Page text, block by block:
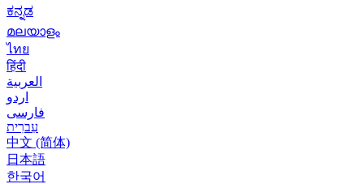
ಕನ್ನಡ
മലയാളം
ไทย
हिंदी
العربية
اردو
فارسی
עִברִית
中文 (简体)
日本語
한국어